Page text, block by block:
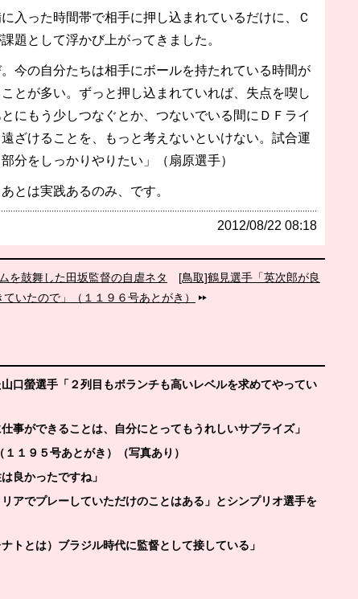
入った時間帯で相手に押し込まれているだけに、Ｃ
題として浮かび上がってきました。
今の自分たちは相手にボールを持たれている時間が
とが多い。ずっと押し込まれていれば、失点を喫し
にもう少しつなぐとか、つないでいる間にＤＦライ
ざけることを、もっと考えないといけない。試合運
分をしっかりやりたい」（扇原選手）
とは実践あるのみ、です。
2012/08/22 08:18
を鼓舞した田坂監督の自虐ネタ
[鳥取]鶴見選手「英次郎が良
いたので」（１１９６号あとがき）
口螢選手「２列目もボランチも高いレベルを求めてやってい
事ができることは、自分にとってもうれしいサプライズ」
１９５号あとがき）（写真あり）
良かったですね」
アでプレーしていただけのことはある」とシンプリオ選手を
トとは）ブラジル時代に監督として接している」